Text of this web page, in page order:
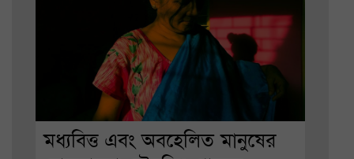
মধ্যবিত্ত এবং অবহেলিত মানুষের